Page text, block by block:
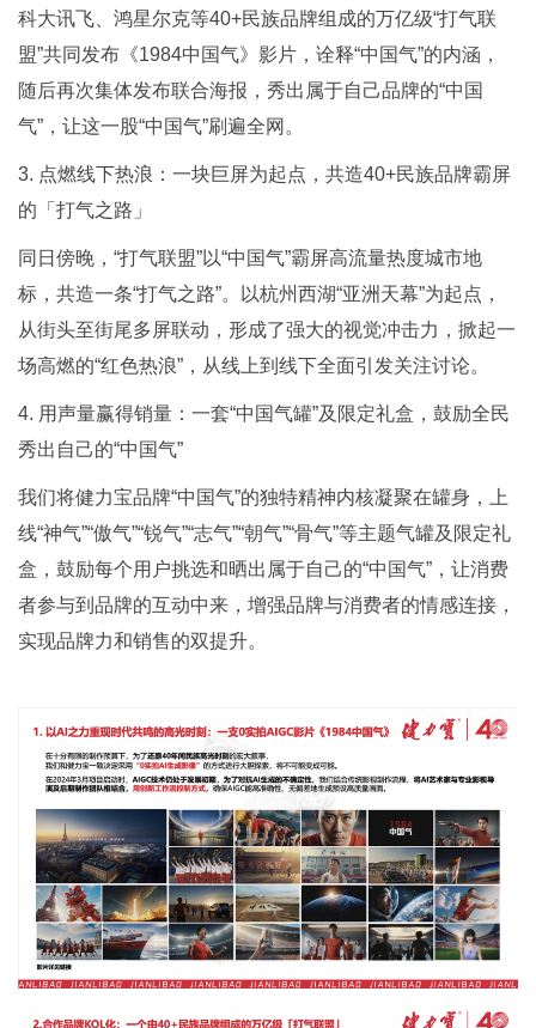
科大讯飞、鸿星尔克等40+民族品牌组成的万亿级“打气联
盟”共同发布《1984中国气》影片，诠释“中国气”的内涵，
随后再次集体发布联合海报，秀出属于自己品牌的“中国
气”，让这一股“中国气”刷遍全网。
3. 点燃线下热浪：一块巨屏为起点，共造40+民族品牌霸屏
的「打气之路」
同日傍晚，“打气联盟”以“中国气”霸屏高流量热度城市地
标，共造一条“打气之路”。以杭州西湖“亚洲天幕”为起点，
从街头至街尾多屏联动，形成了强大的视觉冲击力，掀起一
场高燃的“红色热浪”，从线上到线下全面引发关注讨论。
4. 用声量赢得销量：一套“中国气罐”及限定礼盒，鼓励全民
秀出自己的“中国气”
我们将健力宝品牌“中国气”的独特精神内核凝聚在罐身，上
线“神气”“傲气”“锐气”“志气”“朝气”“骨气”等主题气罐及限定礼
盒，鼓励每个用户挑选和晒出属于自己的“中国气”，让消费
者参与到品牌的互动中来，增强品牌与消费者的情感连接，
实现品牌力和销售的双提升。